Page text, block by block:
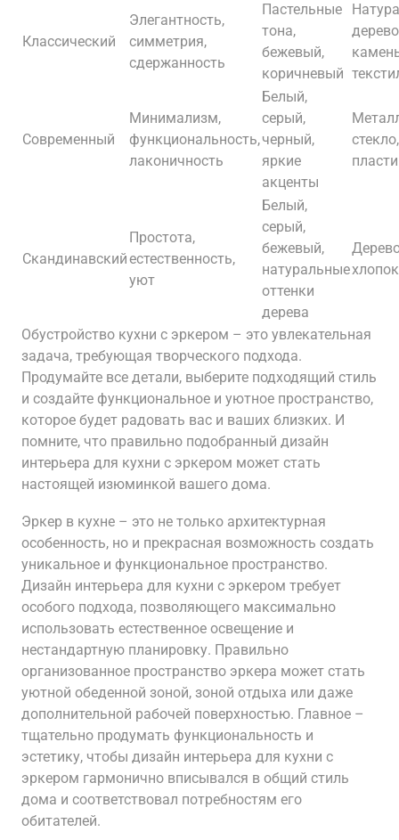
Классический
Элегантность,
симметрия,
сдержанность
Пастельные
тона,
бежевый,
коричневый
Современный
Минимализм,
функциональность,
лаконичность
Белый,
серый,
черный,
яркие
акценты
стекло,
Скандинавский
Простота,
естественность,
уют
Белый,
серый,
бежевый,
натуральные
оттенки
дерева
Обустройство кухни с эркером – это увлекательная
задача, требующая творческого подхода.
Продумайте все детали, выберите подходящий стиль
и создайте функциональное и уютное пространство,
которое будет радовать вас и ваших близких. И
помните, что правильно подобранный дизайн
интерьера для кухни с эркером может стать
настоящей изюминкой вашего дома.
Эркер в кухне – это не только архитектурная
особенность, но и прекрасная возможность создать
уникальное и функциональное пространство.
Дизайн интерьера для кухни с эркером требует
особого подхода, позволяющего максимально
использовать естественное освещение и
нестандартную планировку. Правильно
организованное пространство эркера может стать
уютной обеденной зоной, зоной отдыха или даже
дополнительной рабочей поверхностью. Главное –
тщательно продумать функциональность и
эстетику, чтобы дизайн интерьера для кухни с
эркером гармонично вписывался в общий стиль
дома и соответствовал потребностям его
обитателей.